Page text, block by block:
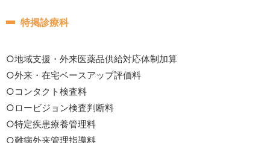
特掲診療科
○地域支援・外来医薬品供給対応体制加算
○外来・在宅ベースアップ評価料
○コンタクト検査料
○ロービジョン検査判断料
○特定疾患療養管理料
○難病外来管理指導料